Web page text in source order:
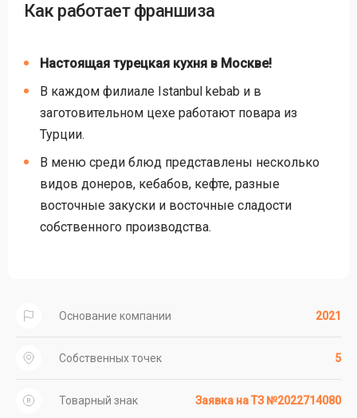
Как работает франшиза
Настоящая турецкая кухня в Москве!
В каждом филиале Istanbul kebab и в
заготовительном цехе работают повара из
Турции.
В меню среди блюд представлены несколько
видов донеров, кебабов, кефте, разные
восточные закуски и восточные сладости
собственного производства.
Основание компании 2021
Собственных точек 5
Товарный знак Заявка на ТЗ №2022714080